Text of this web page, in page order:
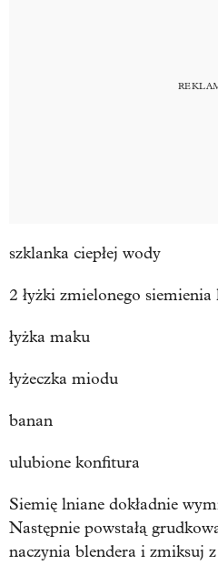
szklanka ciepłej wody
2 łyżki zmielonego siemienia
łyżka maku
łyżeczka miodu
banan
ulubione konfitura
Siemię lniane dokładnie
Następnie powstałą
naczynia blendera i zmiksuj z